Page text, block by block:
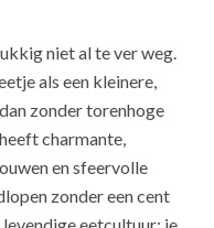
niet al te ver weg.
als een kleinere,
zonder torenhoge
charmante,
en sfeervolle
zonder een cent
eetcultuur; je